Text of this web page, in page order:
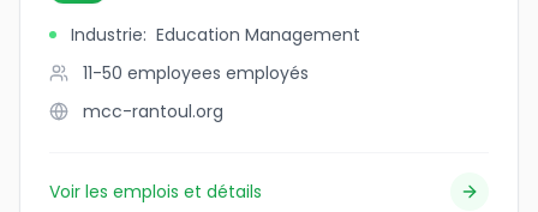
Industrie: Education Management
11-50 employees employés
mcc-rantoul.org
Voir les emplois et détails